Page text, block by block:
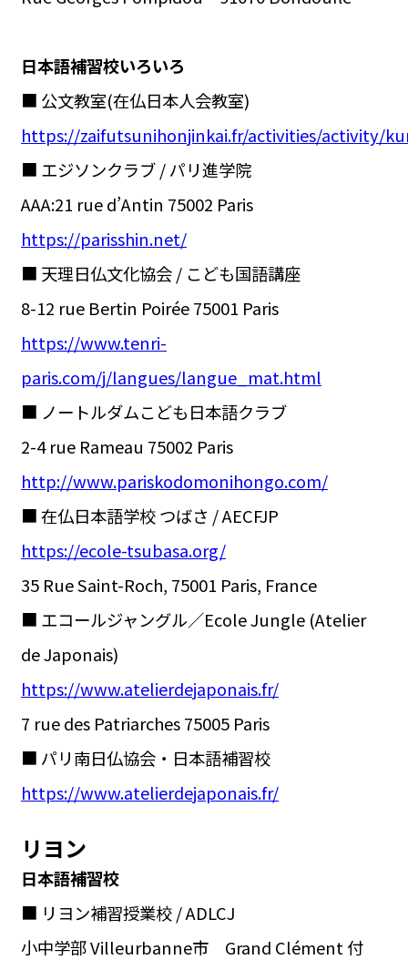
日本語補習校いろいろ
■ 公文教室(在仏日本人会教室)
https://zaifutsunihonjinkai.fr/activities/activity/
■ エジソンクラブ / パリ進学院
AAA:21 rue d’Antin 75002 Paris
https://parisshin.net/
■ 天理日仏文化協会 / こども国語講座
8-12 rue Bertin Poirée 75001 Paris
https://www.tenri-
paris.com/j/langues/langue_mat.html
■ ノートルダムこども日本語クラブ
2-4 rue Rameau 75002 Paris
http://www.pariskodomonihongo.com/
■ 在仏日本語学校 つばさ / AECFJP
https://ecole-tsubasa.org/
35 Rue Saint-Roch, 75001 Paris, France
■ エコールジャングル／Ecole Jungle (Atelier
de Japonais)
https://www.atelierdejaponais.fr/
7 rue des Patriarches 75005 Paris
■ パリ南日仏協会・日本語補習校
https://www.atelierdejaponais.fr/
リヨン
日本語補習校
■ リヨン補習授業校 / ADLCJ
小中学部 Villeurbanne市 Grand Clément 付